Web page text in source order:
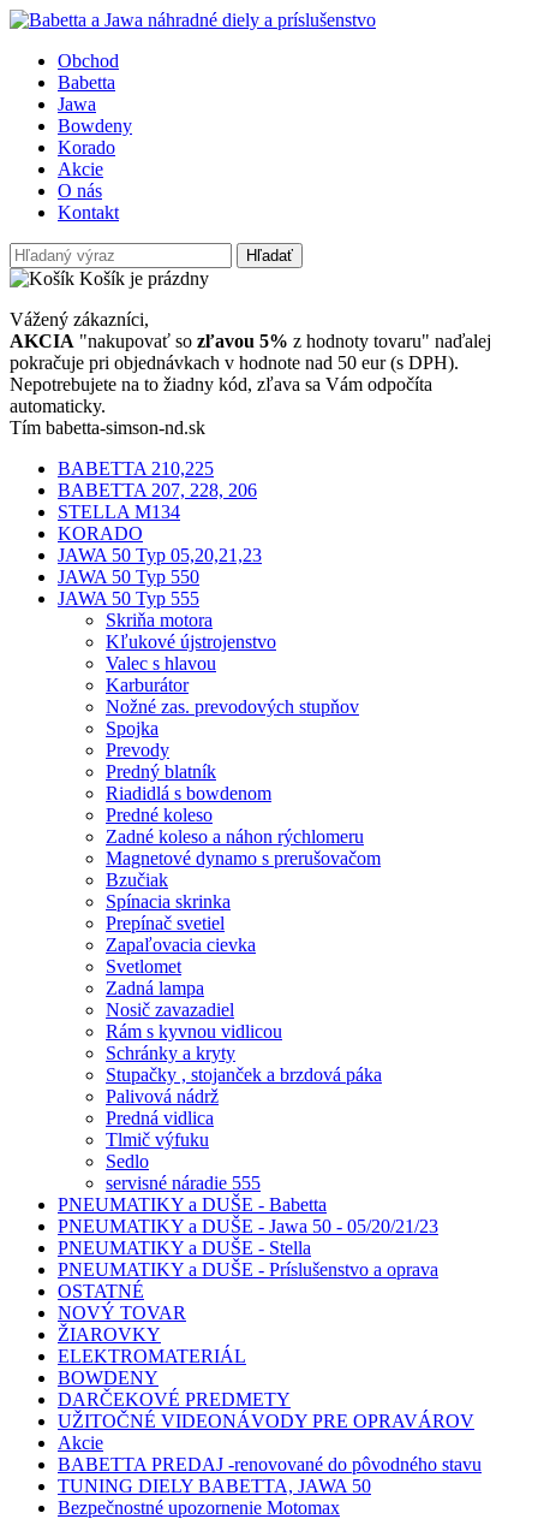
Obchod
Babetta
Jawa
Bowdeny
Korado
Akcie
O nás
Kontakt
Hľadať
Košík je prázdny
Vážený zákazníci,
AKCIA "nakupovať so zľavou 5% z hodnoty tovaru" naďalej
pokračuje pri objednávkach v hodnote nad 50 eur (s DPH).
Nepotrebujete na to žiadny kód, zľava sa Vám odpočíta
automaticky.
Tím babetta-simson-nd.sk
BABETTA 210,225
BABETTA 207, 228, 206
STELLA M134
KORADO
JAWA 50 Typ 05,20,21,23
JAWA 50 Typ 550
JAWA 50 Typ 555
Skriňa motora
Kľukové újstrojenstvo
Valec s hlavou
Karburátor
Nožné zas. prevodových stupňov
Spojka
Prevody
Predný blatník
Riadidlá s bowdenom
Predné koleso
Zadné koleso a náhon rýchlomeru
Magnetové dynamo s prerušovačom
Bzučiak
Spínacia skrinka
Prepínač svetiel
Zapaľovacia cievka
Svetlomet
Zadná lampa
Nosič zavazadiel
Rám s kyvnou vidlicou
Schránky a kryty
Stupačky , stojanček a brzdová páka
Palivová nádrž
Predná vidlica
Tlmič výfuku
Sedlo
servisné náradie 555
PNEUMATIKY a DUŠE - Babetta
PNEUMATIKY a DUŠE - Jawa 50 - 05/20/21/23
PNEUMATIKY a DUŠE - Stella
PNEUMATIKY a DUŠE - Príslušenstvo a oprava
OSTATNÉ
NOVÝ TOVAR
ŽIAROVKY
ELEKTROMATERIÁL
BOWDENY
DARČEKOVÉ PREDMETY
UŽITOČNÉ VIDEONÁVODY PRE OPRAVÁROV
Akcie
BABETTA PREDAJ -renovované do pôvodného stavu
TUNING DIELY BABETTA, JAWA 50
Bezpečnostné upozornenie Motomax